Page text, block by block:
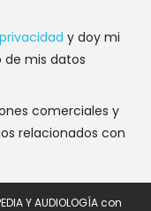
y doy mi
mis datos
comerciales y
relacionados con
Y AUDIOLOGÍA con